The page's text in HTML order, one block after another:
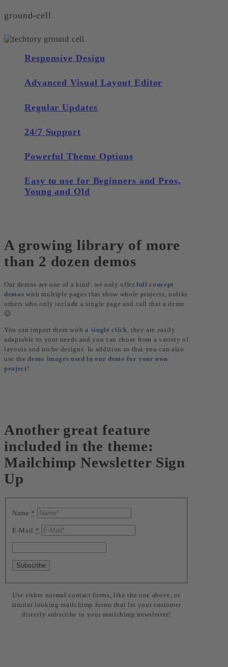
ground-cell
Responsive Design
Advanced Visual Layout Editor
Regular Updates
24/7 Support
Powerful Theme Options
Easy to use for Beginners and Pros,
Young and Old
A growing library of more
than 2 dozen demos
Our demos are one of a kind: we only offer full concept
demos with multiple pages that show whole projects, unlike
others who only include a single page and call that a demo
😉
You can import them witha single click, they are easily
adaptable to your needs and you can chose from a variety of
layouts and niche designs. In addition to that you can also
use thedemo images used in our demo for your own
project!
Another great feature
included in the theme:
Mailchimp Newsletter Sign
Up
Name *
E-Mail *
Use either normal contact forms, like the one above, or
similar looking mailchimp forms that let your customer
directly subscribe to your mailchimp newsletter!